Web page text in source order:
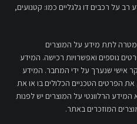
על רכבים דו גלגליים כמו: קטנועים,
לתת מידע על המוצרים
נוספים ואפשרויות רכישה. המידע
אישי שנערך על ידי המחבר. המידע
הפרטים הטכניים הכלולים בו או את
הרלוונטי על המוצרים יש לפנות
המוזכרים באתר.